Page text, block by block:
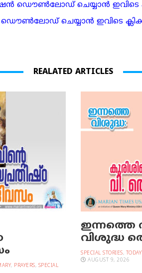
ഡൌണ്‍ലോഡ് ചെയ്യാന്‍ ഇവിടെ
ചെയ്യാന്‍ ഇവിടെ
REALATED ARTICLES
, PRAYERS, SPECIAL
ഇന്നത്തെ
വിശുദ്ധ
SPECIAL STORIES,
AUGUST 9, 2026